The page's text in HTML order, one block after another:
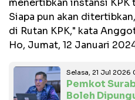
menertibkan instansi KPK
Siapa pun akan
di Rutan KPK," kata
Ho, Jumat, 12 Januari
Selasa, 21 Jul 2026
Pemkot
Boleh